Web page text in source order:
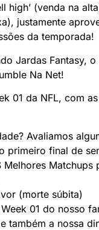
high’ (venda na
justamente
da temporada!
Jardas Fantasy,
Na Net!
01 da NFL, com
Avaliamos
primeiro final de
Melhores Matchups
(morte súbita)
01 do nosso
também a nossa